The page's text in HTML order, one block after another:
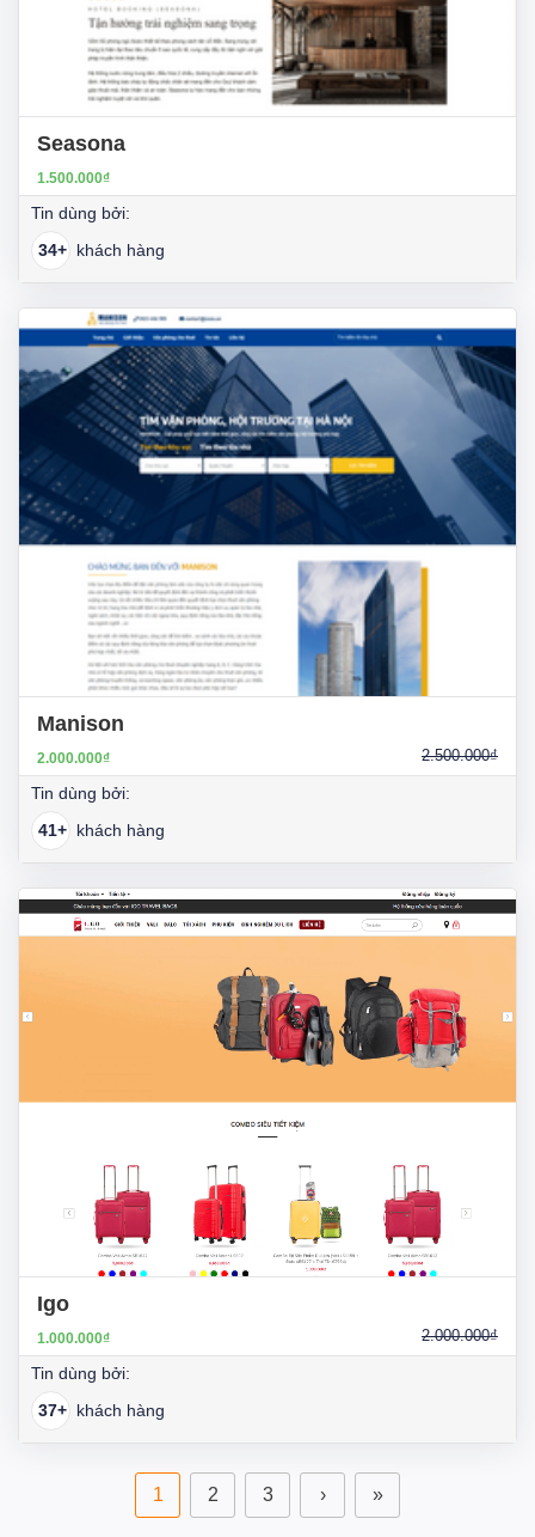
Seasona
1.500.000₫
Tin dùng bởi:
34+ khách hàng
Manison
2.000.000₫ 2.500.000₫
Tin dùng bởi:
41+ khách hàng
Igo
1.000.000₫ 2.000.000₫
Tin dùng bởi:
37+ khách hàng
1 2 3 › »